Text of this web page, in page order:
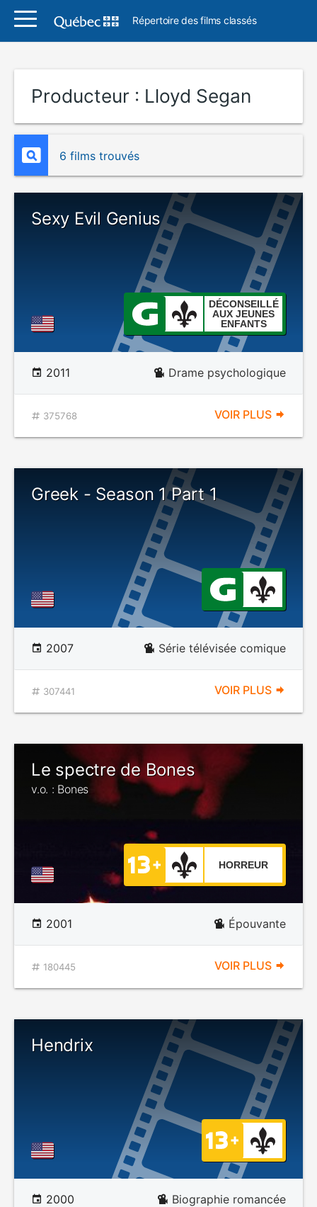
Répertoire des films classés
Producteur : Lloyd Segan
6 films trouvés
Sexy Evil Genius
DÉCONSEILLÉ
AUX JEUNES
ENFANTS
2011 Drame psychologique
375768 VOIR PLUS
Greek - Season 1 Part 1
2007 Série télévisée comique
307441 VOIR PLUS
Le spectre de Bones
v.o. : Bones
HORREUR
2001 Épouvante
180445 VOIR PLUS
Hendrix
2000 Biographie romancée